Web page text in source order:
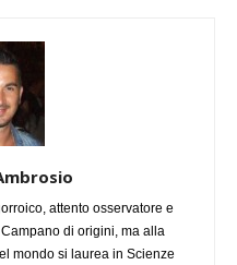
attento osservatore e
di origini, ma alla
mondo si laurea in Scienze